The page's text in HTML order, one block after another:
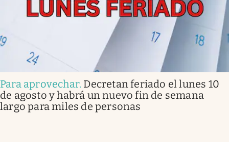
Para aprovechar. Decretan feriado el lunes 10
de agosto y habrá un nuevo fin de semana
largo para miles de personas